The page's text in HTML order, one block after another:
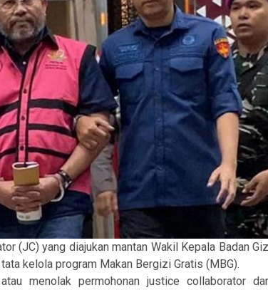
(JC) yang diajukan mantan Wakil Kepala Badan
kelola program Makan Bergizi Gratis (MBG).
menolak permohonan justice collaborator